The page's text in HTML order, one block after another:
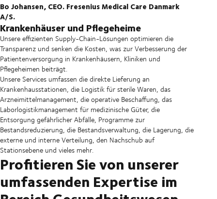
Bo Johansen, CEO. Fresenius Medical Care Danmark
A/S.
Krankenhäuser und Pflegeheime
Unsere effizienten Supply-Chain-Lösungen optimieren die
Transparenz und senken die Kosten, was zur Verbesserung der
Patientenversorgung in Krankenhäusern, Kliniken und
Pflegeheimen beiträgt.
Unsere Services umfassen die direkte Lieferung an
Krankenhausstationen, die Logistik für sterile Waren, das
Arzneimittelmanagement, die operative Beschaffung, das
Laborlogistikmanagement für medizinische Güter, die
Entsorgung gefährlicher Abfälle, Programme zur
Bestandsreduzierung, die Bestandsverwaltung, die Lagerung, die
externe und interne Verteilung, den Nachschub auf
Stationsebene und vieles mehr.
Profitieren Sie von unserer
umfassenden Expertise im